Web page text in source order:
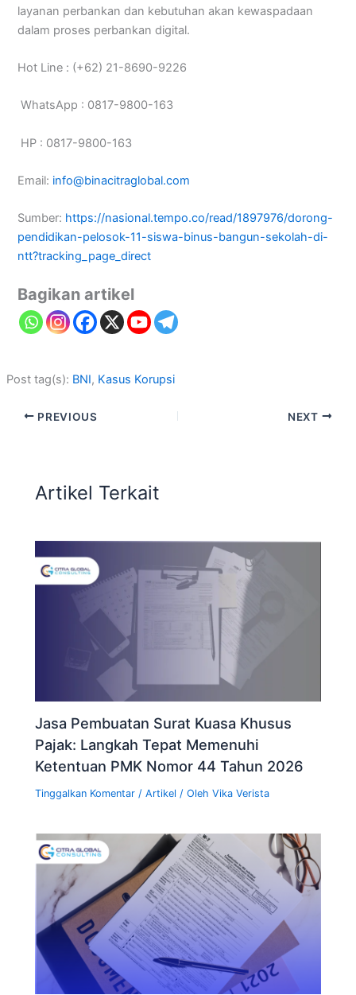
layanan perbankan dan kebutuhan akan kewaspadaan
dalam proses perbankan digital.
Hot Line : (+62) 21-8690-9226
WhatsApp : 0817-9800-163
HP : 0817-9800-163
Email: info@binacitraglobal.com
Sumber: https://nasional.tempo.co/read/1897976/dorong-
pendidikan-pelosok-11-siswa-binus-bangun-sekolah-di-
ntt?tracking_page_direct
Bagikan artikel
Post tag(s): BNI, Kasus Korupsi
PREVIOUS NEXT
Artikel Terkait
Jasa Pembuatan Surat Kuasa Khusus
Pajak: Langkah Tepat Memenuhi
Ketentuan PMK Nomor 44 Tahun 2026
Tinggalkan Komentar /Artikel / OlehVika Verista